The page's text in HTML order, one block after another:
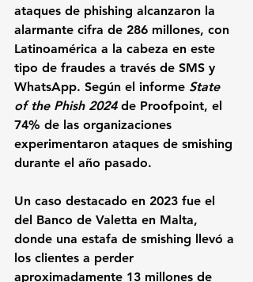
ataques de phishing alcanzaron la
alarmante cifra de 286 millones, con
Latinoamérica a la cabeza en este
tipo de fraudes a través de SMS y
WhatsApp. Según el informe State
of the Phish 2024 de Proofpoint, el
74% de las organizaciones
experimentaron ataques de smishing
durante el año pasado.
Un caso destacado en 2023 fue el
del Banco de Valetta en Malta,
donde una estafa de smishing llevó a
los clientes a perder
aproximadamente 13 millones de